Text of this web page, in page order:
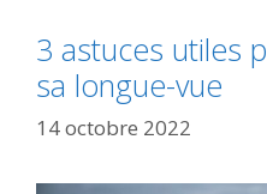
3 astuces utiles
sa longue-vue
14 octobre 2022